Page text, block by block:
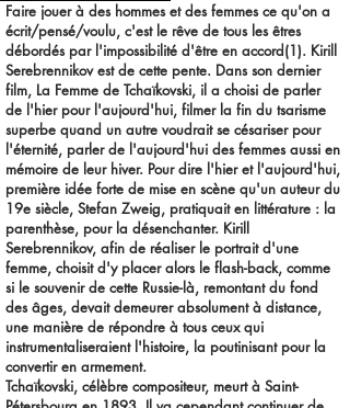
Faire jouer à des hommes et des femmes ce qu'on a
écrit/pensé/voulu, c'est le rêve de tous les êtres
débordés par l'impossibilité d'être en accord(1). Kirill
Serebrennikov est de cette pente. Dans son dernier
film, La Femme de Tchaïkovski, il a choisi de parler
de l'hier pour l'aujourd'hui, filmer la fin du tsarisme
superbe quand un autre voudrait se césariser pour
l'éternité, parler de l'aujourd'hui des femmes aussi en
mémoire de leur hiver. Pour dire l'hier et l'aujourd'hui,
première idée forte de mise en scène qu'un auteur du
19e siècle, Stefan Zweig, pratiquait en littérature : la
parenthèse, pour la désenchanter. Kirill
Serebrennikov, afin de réaliser le portrait d'une
femme, choisit d'y placer alors le flash-back, comme
si le souvenir de cette Russie-là, remontant du fond
des âges, devait demeurer absolument à distance,
une manière de répondre à tous ceux qui
instrumentaliseraient l'histoire, la poutinisant pour la
convertir en armement.
Tchaïkovski, célèbre compositeur, meurt à Saint-